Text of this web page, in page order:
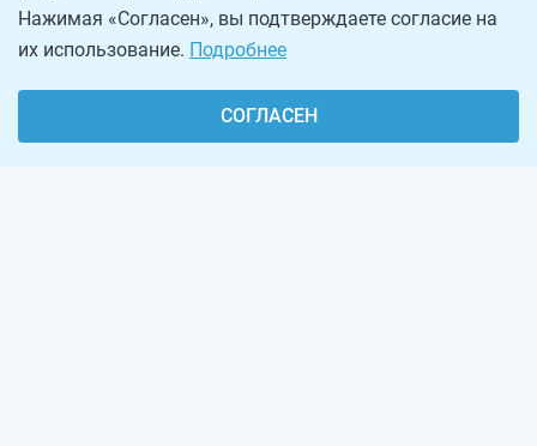
Нажимая «Согласен», вы подтверждаете согласие на
их использование. Подробнее
СОГЛАСЕН